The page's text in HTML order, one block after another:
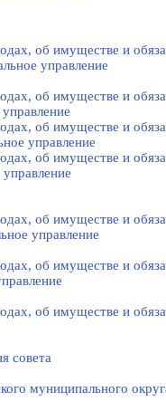
об имуществе и
управление
об имуществе и
об имуществе и
управление
об имуществе и
об имуществе и
управление
об имуществе и
об имуществе и
совета
муниципального